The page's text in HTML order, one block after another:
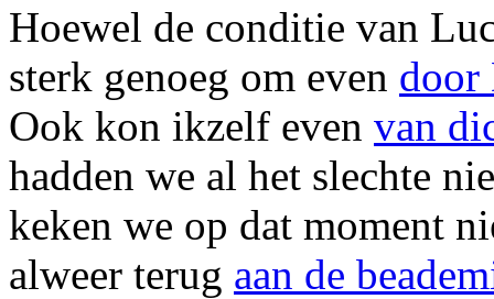
Hoewel de conditie van
sterk genoeg om even door
Ook kon ikzelf even van
hadden we al het slechte
keken we op dat moment
alweer terug aan de